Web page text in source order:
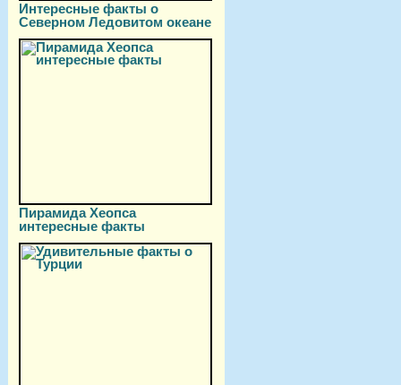
Интересные факты о
Северном Ледовитом океане
Пирамида Хеопса
интересные факты